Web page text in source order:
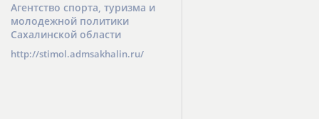
Агентство спорта, туризма и
молодежной политики
Сахалинской области
http://stimol.admsakhalin.ru/